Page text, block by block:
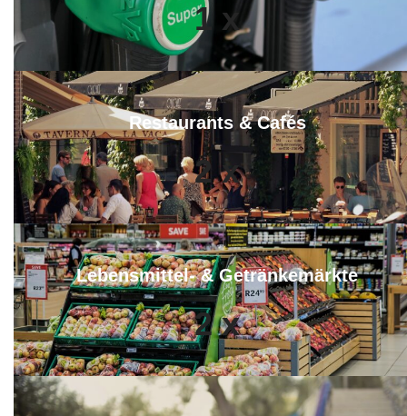
1 x
Restaurants & Cafés
2 x
Lebensmittel- & Getränkemärkte
2 x